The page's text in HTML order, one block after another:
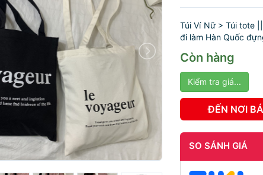
Túi Ví Nữ > Túi tote
đi làm Hàn Quốc
Còn hàng
Kiểm tra giá...
ĐẾN NƠI
SO SÁNH GIÁ